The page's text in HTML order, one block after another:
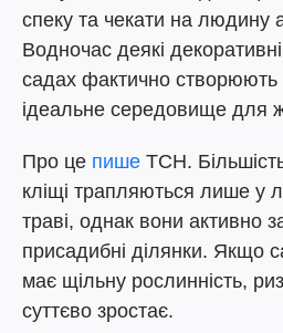
спеку та чекати на людину
Водночас деякі
садах фактично створюють
ідеальне середовище для
Про це пише ТСН.
кліщі трапляються лише у
траві, однак вони активно
присадибні ділянки. Якщо
має щільну рослинність,
суттєво зростає.